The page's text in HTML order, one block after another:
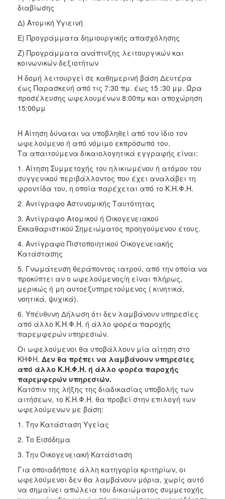
διαβίωσης
Δ) Ατομική Υγιεινή
Ε) Προγράμματα δημιουργικής απασχόλησης
Ζ) Προγράμματα ανάπτυξης λειτουργικών και
κοινωνικών δεξιοτήτων
Η δομή λειτουργεί σε καθημερινή βάση Δευτέρα
έως Παρασκευή από τις 7:30 πμ. έως 15 :30 μμ. Ώρα
προσέλευσης ωφελουμένων 8:00πμ και αποχώρηση
15:00μμ
Η Αίτηση δύναται να υποβληθεί από τον ίδιο τον
ωφελούμενο ή από νόμιμο εκπρόσωπό του.
Τα απαιτούμενα δικαιολογητικά εγγραφής είναι:
1. Αίτηση Συμμετοχής του ηλικιωμένου ή ατόμου του
συγγενικού περιβάλλοντος που έχει αναλάβει τη
φροντίδα του, η οποία παρέχεται από το Κ.Η.Φ.Η.
2. Αντίγραφο Αστυνομικής Ταυτότητας
3. Αντίγραφο Ατομικού ή Οικογενειακού
Εκκαθαριστικού Σημειώματος προηγούμενου έτους.
4. Αντίγραφο Πιστοποιητικού Οικογενειακής
Κατάστασης
5. Γνωμάτευση θεράποντος ιατρού, από την οποία να
προκύπτει αν ο ωφελούμενος/η είναι πλήρως,
μερικώς ή μη αυτοεξυπηρετούμενος ( κινητικά,
νοητικά, ψυχικά).
6. Υπέυθυνη Δήλωση ότι δεν λαμβάνουν υπηρεσίες
από άλλο Κ.Η.Φ.Η. ή άλλο φορέα παροχής
παρεμφερών υπηρεσιών.
Οι ωφελούμενοι θα υποβάλλουν μία αίτηση στο
ΚΗΦΗ. Δεν θα πρέπει να λαμβάνουν υπηρεσίες
από άλλο Κ.Η.Φ.Η. ή άλλο φορέα παροχής
παρεμφερών υπηρεσιών.
Κατόπιν της λήξης της διαδικασίας υποβολής των
αιτήσεων, το Κ.Η.Φ.Η. θα προβεί στην επιλογή των
ωφελούμενων με βάση:
1. Την Κατάσταση Υγείας
2. Το Εισόδημα
3. Την Οικογενειακή Κατάσταση
Για οποιαδήποτε άλλη κατηγορία κριτηρίων, οι
ωφελούμενοι δεν θα λαμβάνουν μόρια, χωρίς αυτό
να σημαίνει απώλεια του δικαιώματος συμμετοχής